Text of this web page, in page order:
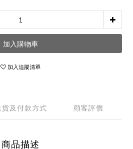
加入購物車
加入追蹤清單
貨及付款方式 顧客評價
商品描述